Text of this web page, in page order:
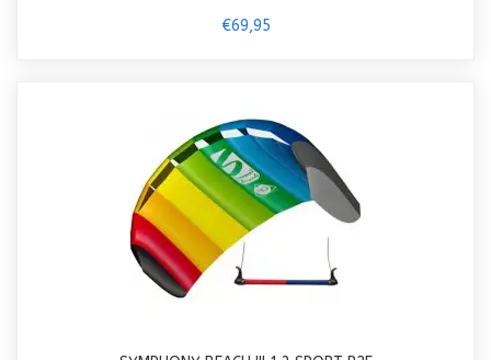
€69,95